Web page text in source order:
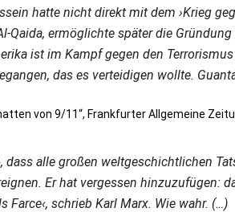
hatte nicht direkt mit dem ›Krieg
Qaida, ermöglichte später die
ist im Kampf gegen den
das es verteidigen wollte.
von 9/11“, Frankfurter Allgemeine
dass alle großen weltgeschichtlichen
Er hat vergessen hinzuzufügen:
Farce‹, schrieb Karl Marx. Wie wahr. (…)